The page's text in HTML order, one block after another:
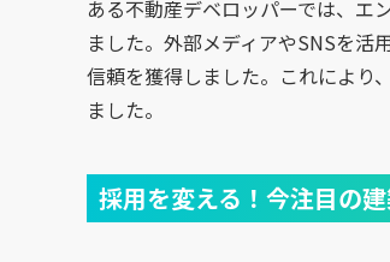
ある不動産デベロッパーでは、エ
ました。外部メディアやSNSを活
信頼を獲得しました。これにより
ました。
採用を変える！今注目の